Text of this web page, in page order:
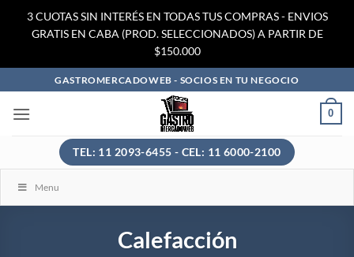
3 CUOTAS SIN INTERÉS EN TODAS TUS COMPRAS - ENVIOS
GRATIS EN CABA (PROD. SELECCIONADOS) A PARTIR DE
$150.000
al
contenido
GASTROMERCADOWEB - SOCIOS EN TU NEGOCIO
0
TEL: 11 2093-6455 - CEL: 11 6000-2100
Menu
Calefacción